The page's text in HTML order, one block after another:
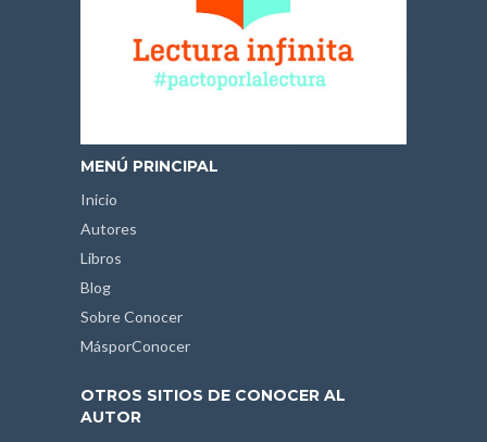
MENÚ PRINCIPAL
Inicio
Autores
Libros
Blog
Sobre Conocer
MásporConocer
OTROS SITIOS DE CONOCER AL
AUTOR